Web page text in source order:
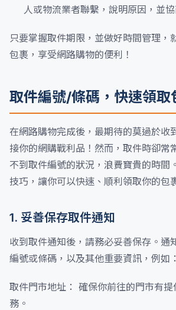
人或物流業者聯繫，說明原因，並
只要掌握取件期限，並做好時間管理，
包裹，享受網路購物的便利！
取件編號/條碼，快速領取
在網路購物完成後，最期待的莫過於收
接你的網購戰利品！然而，取件時卻常
不到取件編號的狀況，浪費寶貴的時間
技巧，讓你可以快速、順利領取你的包
1. 妥善保存取件通知
收到取件通知後，請務必妥善保存。通
編號或條碼，以及其他重要資訊，例如：
取件門市地址： 確保你前往的門市有提
務。